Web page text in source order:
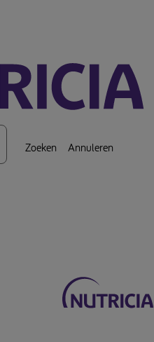
Zoeken
Annuleren